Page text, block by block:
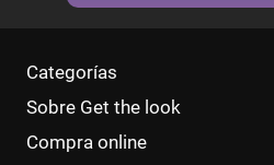
Categorías
Sobre Get the look
Compra online